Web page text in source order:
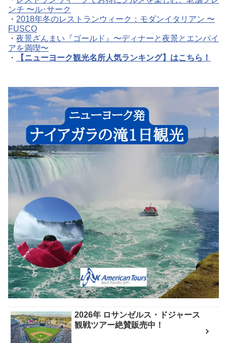
ンチ 〜ル･サーク
・ 2018年冬のレストランウィーク：モダンイタリアン 〜
FUSCO
・ 夜景ざんまい『ゴールド』〜ディナーと夜景とエンパイ
アを満喫〜
・
【ニューヨーク観光名所人気ランキング】はこちら！
2026年 ロサンゼルス・ドジャース
観戦ツアー絶賛販売中！